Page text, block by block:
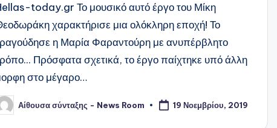
today.gr Το μουσικό αυτό έργο του Μίκη
χαρακτήρισε μια ολόκληρη εποχή! Το
η Μαρία Φαραντούρη με ανυπέρβλητο
Πρόσφατα σχετικά, το έργο παίχτηκε υπό άλλη
στο μέγαρο…
Αίθουσα σύνταξης - News Room 19 Νοεμβρίου, 2019